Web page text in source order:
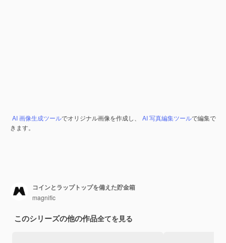
AI 画像生成ツールでオリジナル画像を作成し、 AI 写真編集ツールで編集で
きます。
コインとラップトップを備えた貯金箱
magnific
このシリーズの他の作品全てを見る